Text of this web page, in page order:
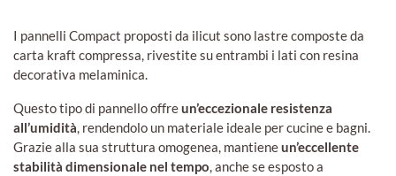
I pannelli Compact proposti da ilicut sono lastre composte da
carta kraft compressa, rivestite su entrambi i lati con resina
decorativa melaminica.
Questo tipo di pannello offreun’eccezionale resistenza
all’umidità , rendendolo un materiale ideale per cucine e bagni.
Grazie alla sua struttura omogenea, mantieneun’eccellente
stabilità dimensionale nel tempo , anche se esposto a